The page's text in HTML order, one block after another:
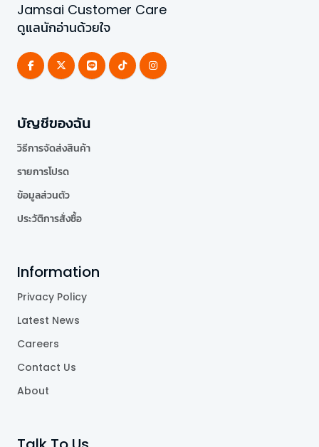
Jamsai Customer Care
ดูแลนักอ่านด้วยใจ
บัญชีของฉัน
วิธีการจัดส่งสินค้า
รายการโปรด
ข้อมูลส่วนตัว
ประวัติการสั่งซื้อ
Information
Privacy Policy
Latest News
Careers
Contact Us
About